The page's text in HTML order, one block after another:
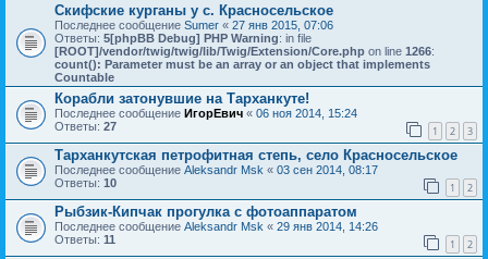
Скифские курганы у с. Красносельское
Последнее сообщение Sumer « 27 янв 2015, 07:06
Ответы: 5[phpBB Debug] PHP Warning: in file
[ROOT]/vendor/twig/twig/lib/Twig/Extension/Core.php on line 1266:
count(): Parameter must be an array or an object that implements
Countable
Корабли затонувшие на Тарханкуте!
Последнее сообщение ИгорЕвич « 06 ноя 2014, 15:24
Ответы: 27 1 2 3
Тарханкутская петрофитная степь, село Красносельское
Последнее сообщение Aleksandr Msk « 03 сен 2014, 08:17
Ответы: 10 1 2
Рыбзик-Кипчак прогулка с фотоаппаратом
Последнее сообщение Aleksandr Msk « 29 янв 2014, 14:26
Ответы: 11 1 2